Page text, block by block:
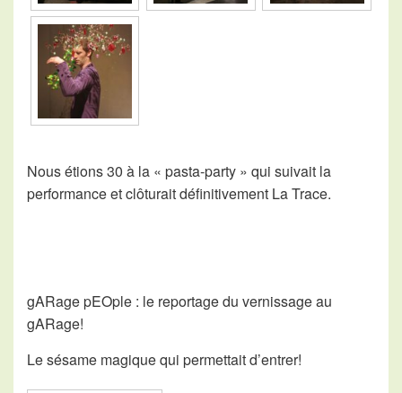
Nous étions 30 à la « pasta-party » qui suivait la
performance et clôturait définitivement La Trace.
gARage pEOple : le reportage du vernissage au
gARage!
Le sésame magique qui permettait d’entrer!